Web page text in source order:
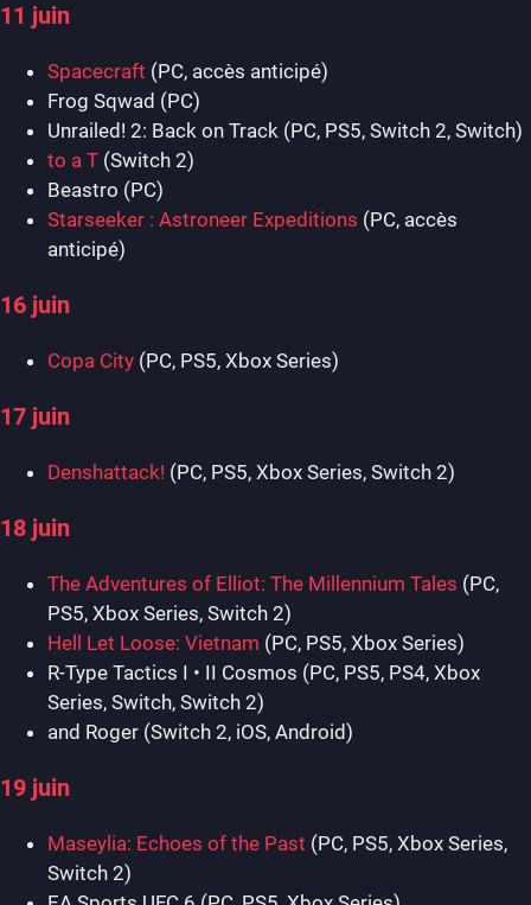
11 juin
Spacecraft (PC, accès anticipé)
Frog Sqwad (PC)
Unrailed! 2: Back on Track (PC, PS5, Switch 2, Switch)
to a T (Switch 2)
Beastro (PC)
Starseeker : Astroneer Expeditions (PC, accès
anticipé)
16 juin
Copa City (PC, PS5, Xbox Series)
17 juin
Denshattack! (PC, PS5, Xbox Series, Switch 2)
18 juin
The Adventures of Elliot: The Millennium Tales (PC,
PS5, Xbox Series, Switch 2)
Hell Let Loose: Vietnam (PC, PS5, Xbox Series)
R-Type Tactics I • II Cosmos (PC, PS5, PS4, Xbox
Series, Switch, Switch 2)
and Roger (Switch 2, iOS, Android)
19 juin
Maseylia: Echoes of the Past (PC, PS5, Xbox Series,
Switch 2)